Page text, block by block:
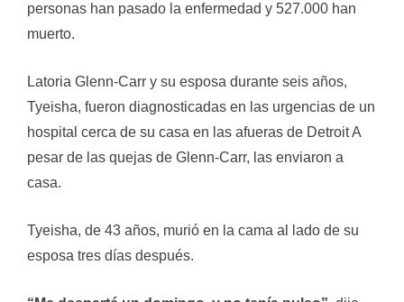
personas han pasado la enfermedad y 527.000 han
muerto.
Latoria Glenn-Carr y su esposa durante seis años,
Tyeisha, fueron diagnosticadas en las urgencias de un
hospital cerca de su casa en las afueras de Detroit A
pesar de las quejas de Glenn-Carr, las enviaron a
casa.
Tyeisha, de 43 años, murió en la cama al lado de su
esposa tres días después.